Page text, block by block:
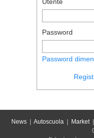
Password
Password
News| Autoscuola| Market|